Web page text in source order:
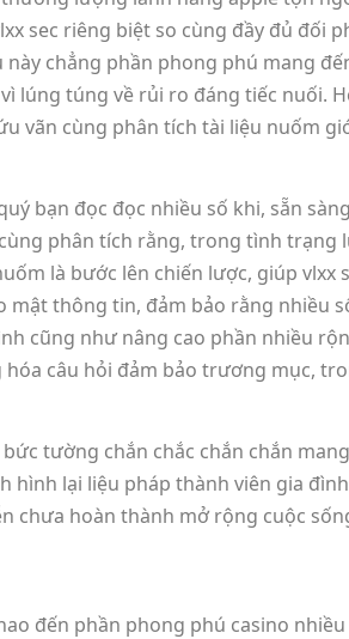
sec riêng biệt so cùng đầy đủ đối
chẳng phần phong phú mang
lúng túng về rủi ro đáng tiếc nuối.
vãn cùng phân tích tài liệu nuốm
bạn đọc đọc nhiều số khi, sẵn
phân tích rằng, trong tình trạng
là bước lên chiến lược, giúp vlxx
mật thông tin, đảm bảo rằng nhiều
cũng như nâng cao phần nhiều
câu hỏi đảm bảo trương mục,
tường chắn chắc chắn chắn
lại liệu pháp thành viên gia
chưa hoàn thành mở rộng cuộc
đến phần phong phú casino